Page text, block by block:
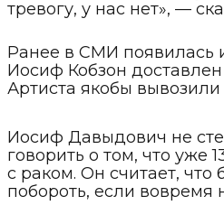
тревогу, у нас нет», —
Ранее в СМИ появилась
Иосиф Кобзон
Артиста якобы
Иосиф Давыдович не
говорить о том, что уже
с раком. Он считает, что
побороть, если вовремя